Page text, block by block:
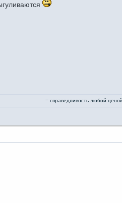
= справедливость любой ценой! =